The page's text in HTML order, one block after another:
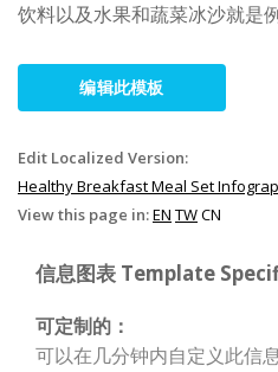
饮料以及水果和蔬菜冰沙就是例
编辑此模板
Edit Localized Version:
Healthy Breakfast Meal Set
View this page in:EN TWCN
信息图表 Template
可定制的：
可以在几分钟内自定义此信